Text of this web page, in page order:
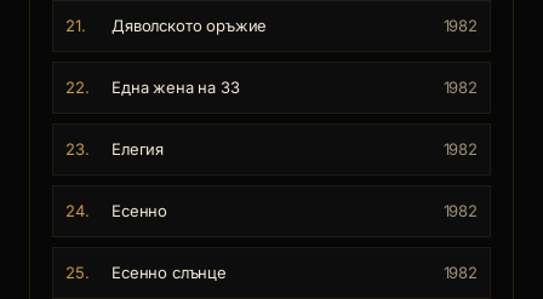
21. Дяволското оръжие 1982
22. Една жена на 33 1982
23. Елегия 1982
24. Есенно 1982
25. Есенно слънце 1982